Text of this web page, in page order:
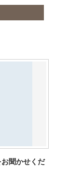
聞かせくだ